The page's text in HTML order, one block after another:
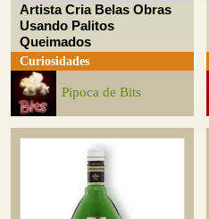
Artista Cria Belas Obras
Usando Palitos
Queimados
Curiosidades
Pipoca de Bits